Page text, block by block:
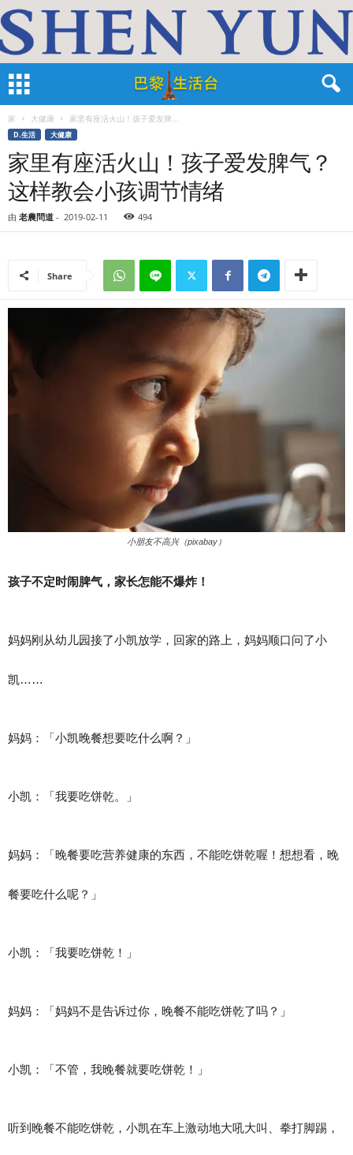
家 大健康 家里有座活火山！孩子爱发脾...
D.生活 大健康
家里有座活火山！孩子爱发脾气？
这样教会小孩调节情绪
由 老農問道 - 2019-02-11 494
Share
小朋友不高兴（pixabay）
孩子不定时闹脾气，家长怎能不爆炸！
妈妈刚从幼儿园接了小凯放学，回家的路上，妈妈顺口问了小
凯……
妈妈：「小凯晚餐想要吃什么啊？」
小凯：「我要吃饼乾。」
妈妈：「晚餐要吃营养健康的东西，不能吃饼乾喔！想想看，晚
餐要吃什么呢？」
小凯：「我要吃饼乾！」
妈妈：「妈妈不是告诉过你，晚餐不能吃饼乾了吗？」
小凯：「不管，我晚餐就要吃饼乾！」
听到晚餐不能吃饼乾，小凯在车上激动地大吼大叫、拳打脚踢，